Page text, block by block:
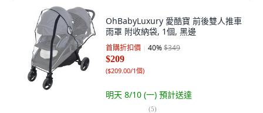
OhBabyLuxury 愛酷寶 前後雙人推車
雨罩 附收納袋, 1個, 黑邊
首購折扣價 40%$349
$209
($209.00/1個)
明天 8/10 (一) 預計送達
(5)